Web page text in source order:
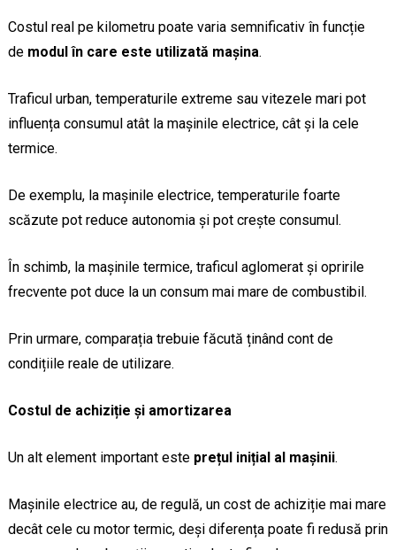
Costul real pe kilometru poate varia semnificativ în funcție
de modul în care este utilizată mașina.
Traficul urban, temperaturile extreme sau vitezele mari pot
influența consumul atât la mașinile electrice, cât și la cele
termice.
De exemplu, la mașinile electrice, temperaturile foarte
scăzute pot reduce autonomia și pot crește consumul.
În schimb, la mașinile termice, traficul aglomerat și opririle
frecvente pot duce la un consum mai mare de combustibil.
Prin urmare, comparația trebuie făcută ținând cont de
condițiile reale de utilizare.
Costul de achiziție și amortizarea
Un alt element important este prețul inițial al mașinii.
Mașinile electrice au, de regulă, un cost de achiziție mai mare
decât cele cu motor termic, deși diferența poate fi redusă prin